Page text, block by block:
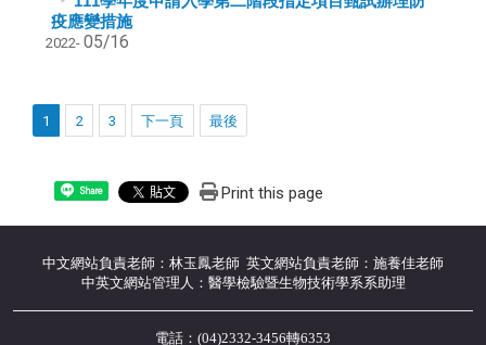
疫應變措施
2022- 05/16
1 2 3 下一頁 最後
Share Print this page
中文網站負責老師：林玉鳳老師 英文網站負責老師：施養佳老師
中英文網站管理人：醫學檢驗暨生物技術學系系助理
電話：(04)2332-3456轉6353